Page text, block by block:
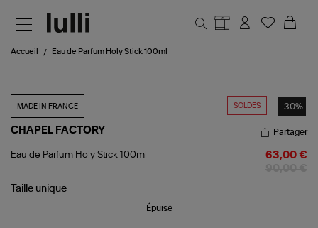
Accueil Eau de Parfum Holy Stick 100ml
SOLDES -30%
MADE IN FRANCE
CHAPEL FACTORY
Eau
Holy
Partager
Eau de Parfum Holy Stick 100ml 63,00 €
Taille unique
Épuisé